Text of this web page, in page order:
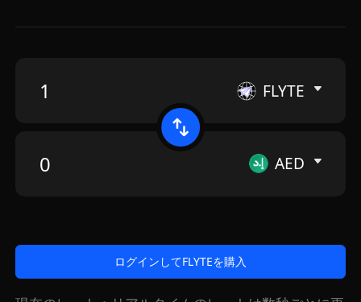
FLYTE
AED
ログインしてFLYTEを購入